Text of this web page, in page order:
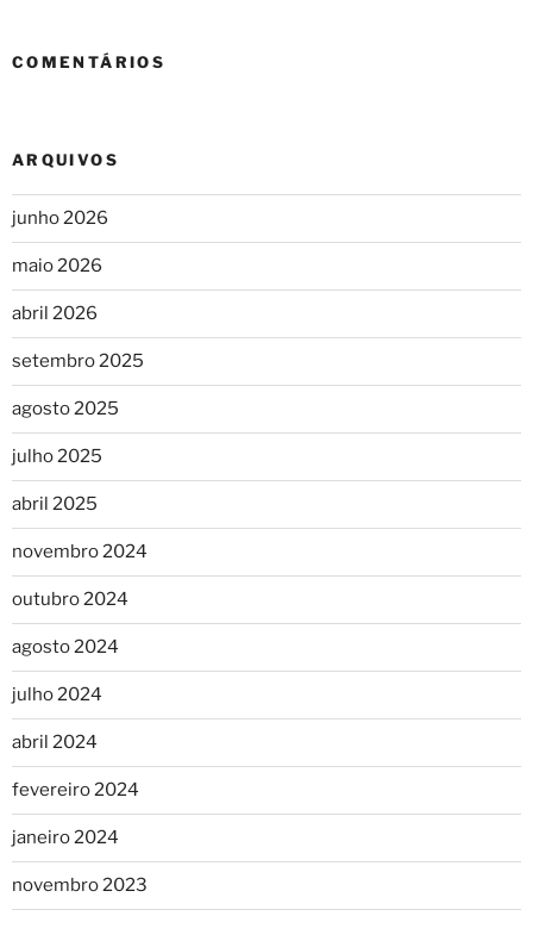
COMENTÁRIOS
ARQUIVOS
junho 2026
maio 2026
abril 2026
setembro 2025
agosto 2025
julho 2025
abril 2025
novembro 2024
outubro 2024
agosto 2024
julho 2024
abril 2024
fevereiro 2024
janeiro 2024
novembro 2023